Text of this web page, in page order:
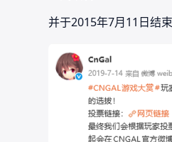
并于2015年7月11日结